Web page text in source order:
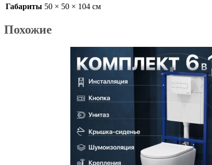
Габариты 50 × 50 × 104 см
Похожие